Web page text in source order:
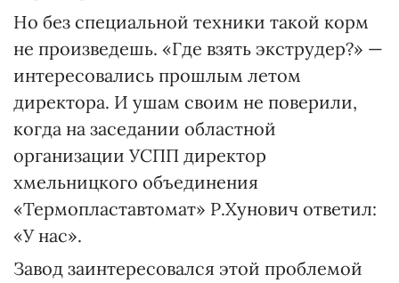
Но без специальной техники такой корм
не произведешь. «Где взять экструдер?» —
интересовались прошлым летом
директора. И ушам своим не поверили,
когда на заседании областной
организации УСПП директор
хмельницкого объединения
«Термопластавтомат» Р.Хунович ответил:
«У нас».
Завод заинтересовался этой проблемой